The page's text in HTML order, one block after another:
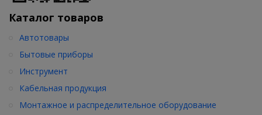
Каталог товаров
Автотовары
Бытовые приборы
Инструмент
Кабельная продукция
Монтажное и распределительное оборудование